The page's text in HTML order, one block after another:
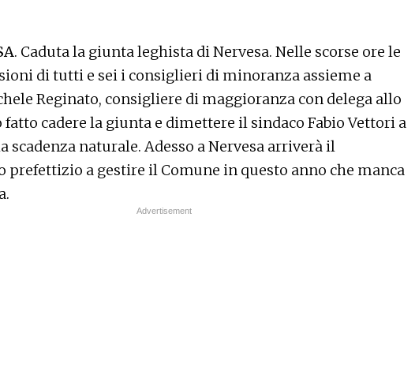
. Caduta la giunta leghista di Nervesa. Nelle scorse ore le
di tutti e sei i consiglieri di minoranza assieme a
Reginato, consigliere di maggioranza con delega allo
fatto cadere la giunta e dimettere il sindaco Fabio Vettori a
scadenza naturale. Adesso a Nervesa arriverà il
prefettizio a gestire il Comune in questo anno che manca